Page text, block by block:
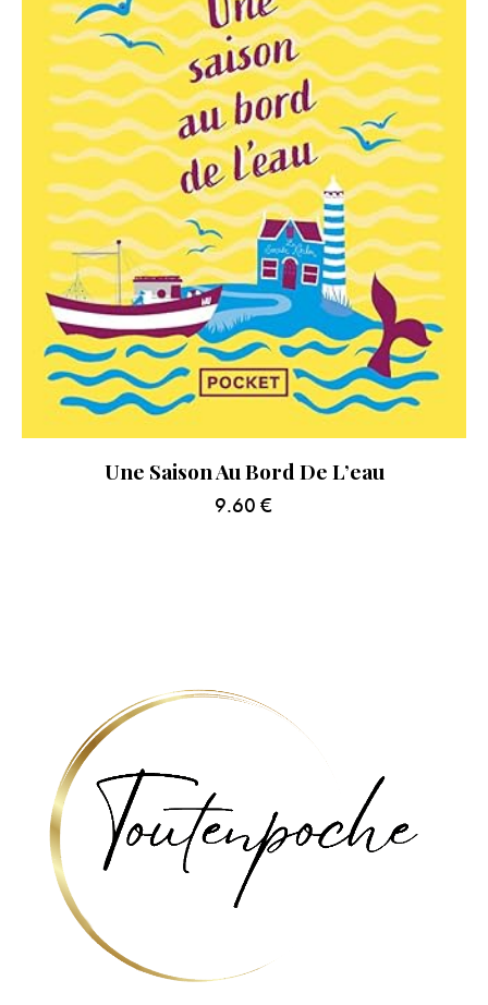
Une Saison Au Bord De L’eau
9.60 €